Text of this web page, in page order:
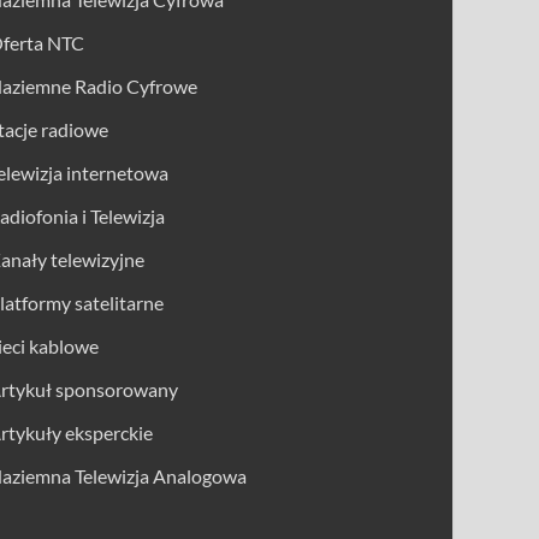
NTC
Radio Cyfrowe
radiowe
internetowa
i Telewizja
telewizyjne
satelitarne
kablowe
sponsorowany
eksperckie
Telewizja Analogowa